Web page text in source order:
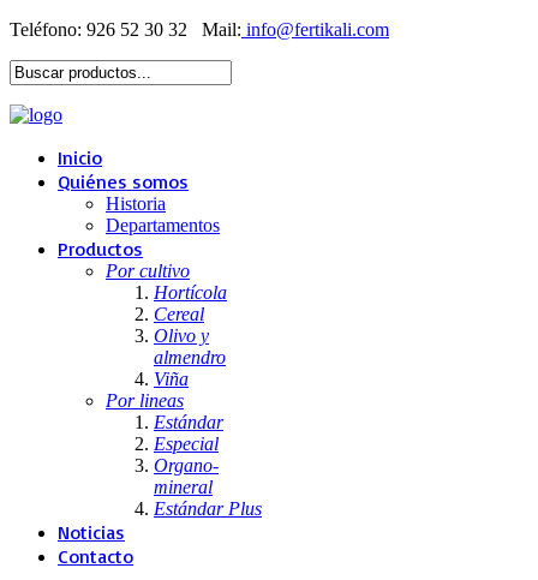
Teléfono: 926 52 30 32 Mail:
Inicio
Quiénes somos
Historia
Departamentos
Productos
Por cultivo
Hortícola
Cereal
Olivo y
almendro
Viña
Por lineas
Estándar
Especial
Organo-
mineral
Estándar Plus
Noticias
Contacto